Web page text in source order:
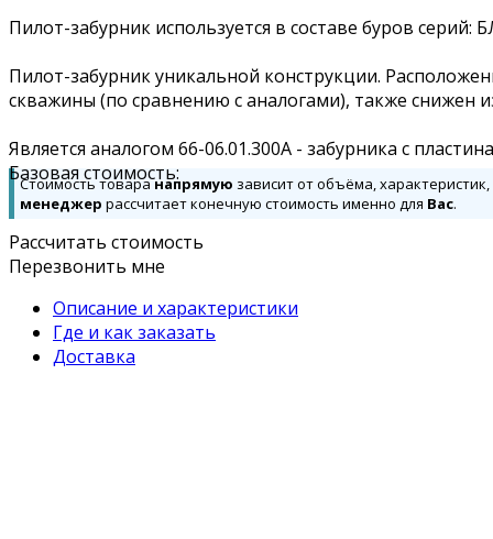
Пилот-забурник используется в составе буров
Пилот-забурник уникальной конструкции.
скважины (по сравнению с аналогами), также снижен
Является аналогом 66-06.01.300А - забурника с
Базовая стоимость:
Стоимость товаранапрямую зависит от объёма,
менеджер рассчитает конечную стоимость именно для Вас.
Рассчитать стоимость
Перезвонить мне
Описание и характеристики
Где и как заказать
Доставка